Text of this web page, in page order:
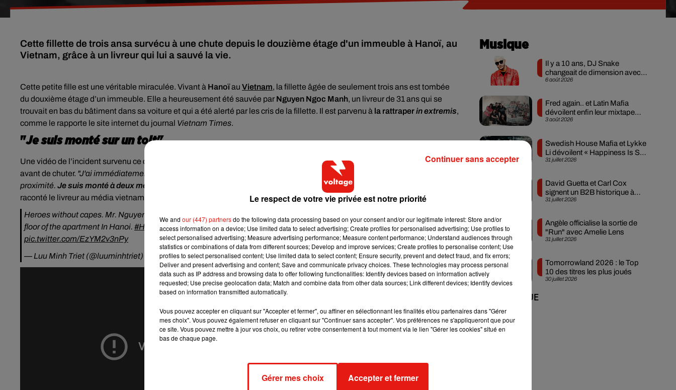
Cette fillette de trois ansa survécu à une chute depuis le douzième étage d'un immeuble à Hanoï, au
Vietnam, grâce à un livreur qui lui a sauvé la vie.
Cette petite fille est une véritable miraculée. Vivant à Hanoïau Vietnam, la fillette âgée de seulement trois ans est tombée
du douxième étage d’un immeuble. Elle a heureusement été sauvée par Nguyen Ngoc Manh, un livreur de 31 ans qui se
trouvait en bas du bâtiment dans sa voiture et qui a été alerté par les cris de la fillette. Il est parvenu à la rattraperin extremis,
comme le rapporte le site internet du journal Vietnam Times.
"Je suis monté sur un toit"
Une vidéo de l’incident survenu ce dimanche 28 février montre l'enfant passer par-dessus le balcon de l'appartement familial
avant de chuter. "J'ai immédiatement sauté hors de ma voiture et j'ai trouvé un moyen pour escalader un bâtiment à
proximité. Je suis monté à deux mètres de hauteur sur un toit pour me mettre en position et réceptionner la fillette
raconté le livreur au média vietnamien.
Heroes without capes. Mr. Nguyen Ngoc Manh rescued (catches by hand) a 3-years-old girl's who dropped from the 12th
floor of the apartment In Hanoi. #Heroeswithoutcapes#NguyenNgocManh#SaveLife#SaveLives #SaveChildren
pic.twitter.com/EzYM2v3nPy
— Luu Minh Triet (@luuminhtriet)
March 1, 2021
Musique
6 août 2026
Il y a 10 ans, DJ Snake
changeait de dimension avec
son premier...
3 août 2026
Fred again.. et Latin Mafia
dévoilent enfin leur mixtape
créée en...
31 juillet 2026
Swedish House Mafia et Lykke
Li dévoilent « Happiness Is So
Sad »
31 juillet 2026
David Guetta et Carl Cox
signent un B2B historique à
Ibiza
31 juillet 2026
Angèle officialise la sortie de
"Run" avec Amelie Lens
30 juillet 2026
Tomorrowland 2026 : le Top
10 des titres les plus joués
+ DE MUSIQUE
Le respect de votre vie privée est notre priorité
We and our (447) partnersdo the following data processing based on your consent and/or our legitimate interest: Store and/or
access information on a device; Use limited data to select advertising; Create profiles for personalised advertising; Use profiles to
select personalised advertising; Measure advertising performance; Measure content performance; Understand audiences through
statistics or combinations of data from different sources; Develop and improve services; Create profiles to personalise content; Use
profiles to select personalised content; Use limited data to select content; Ensure security, prevent and detect fraud, and fix errors;
Deliver and present advertising and content; Save and communicate privacy choices. These technologies may process personal
data such as IP address and browsing data to offer following functionalities: Identify devices based on information actively
requested; Use precise geolocation data; Match and combine data from other data sources; Link different devices; Identify devices
based on information transmitted automatically.
Vous pouvez accepter en cliquant sur "Accepter et fermer", ou affiner en sélectionnant les finalités et/ou partenaires dans "Gérer
mes choix". Vous pouvez également refuser en cliquant sur "Continuer sans accepter". Vos préférences ne s'appliqueront que pour
ce site. Vous pouvez mettre à jour vos choix, ou retirer votre consentement à tout moment via le lien "Gérer les cookies" situé en
bas de chaque page.
Gérer mes choix Accepter et fermer
Continuer sans accepter